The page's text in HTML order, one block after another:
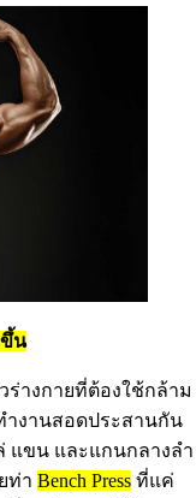
น
ร่างกายที่ต้องใช้กล้าม
ำงานสอดประสานกัน
แขน และแกนกลางลำ
ท่า Bench Press ที่แค่